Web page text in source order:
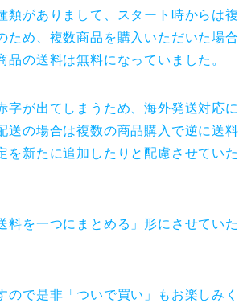
類がありまして、スタート時からは複
ため、複数商品を購入いただいた場合
の送料は無料になっていました。
字が出てしまうため、海外発送対応に
送の場合は複数の商品購入で逆に送料
を新たに追加したりと配慮させていた
料を一つにまとめる」形にさせていた
で是非「ついで買い」もお楽しみく